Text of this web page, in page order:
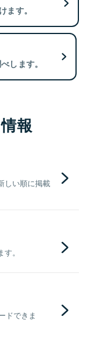
ます。
します。
報
しい順に掲載
。
ドできま